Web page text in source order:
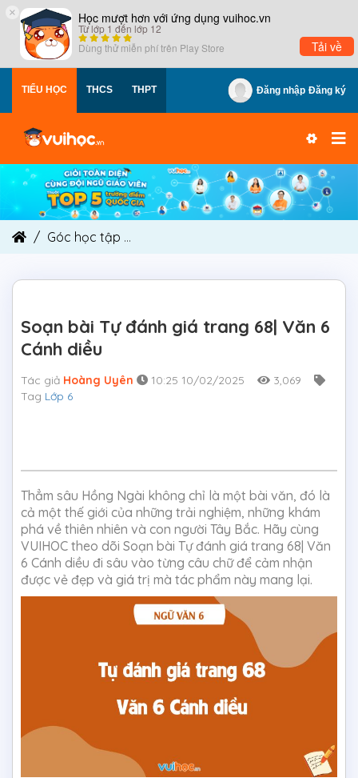
× Học mượt hơn với ứng dụng vuihoc.vn
Từ lớp 1 đến lớp 12
Dùng thử miễn phí trên Play Store Tải về
TIỂU HỌC THCS THPT Đăng nhập Đăng ký
Góc học tập
Soạn bài Tự đánh giá trang 68| Văn 6
Cánh diều
Tác giả Hoàng Uyên 10:25 10/02/2025
3,069
Tag Lớp 6
Thẳm sâu Hồng Ngài không chỉ là một bài văn, đó là
cả một thế giới của những trải nghiệm, những khám
phá về thiên nhiên và con người Tây Bắc. Hãy cùng
VUIHOC theo dõi Soạn bài Tự đánh giá trang 68| Văn
6 Cánh diều đi sâu vào từng câu chữ để cảm nhận
được vẻ đẹp và giá trị mà tác phẩm này mang lại.